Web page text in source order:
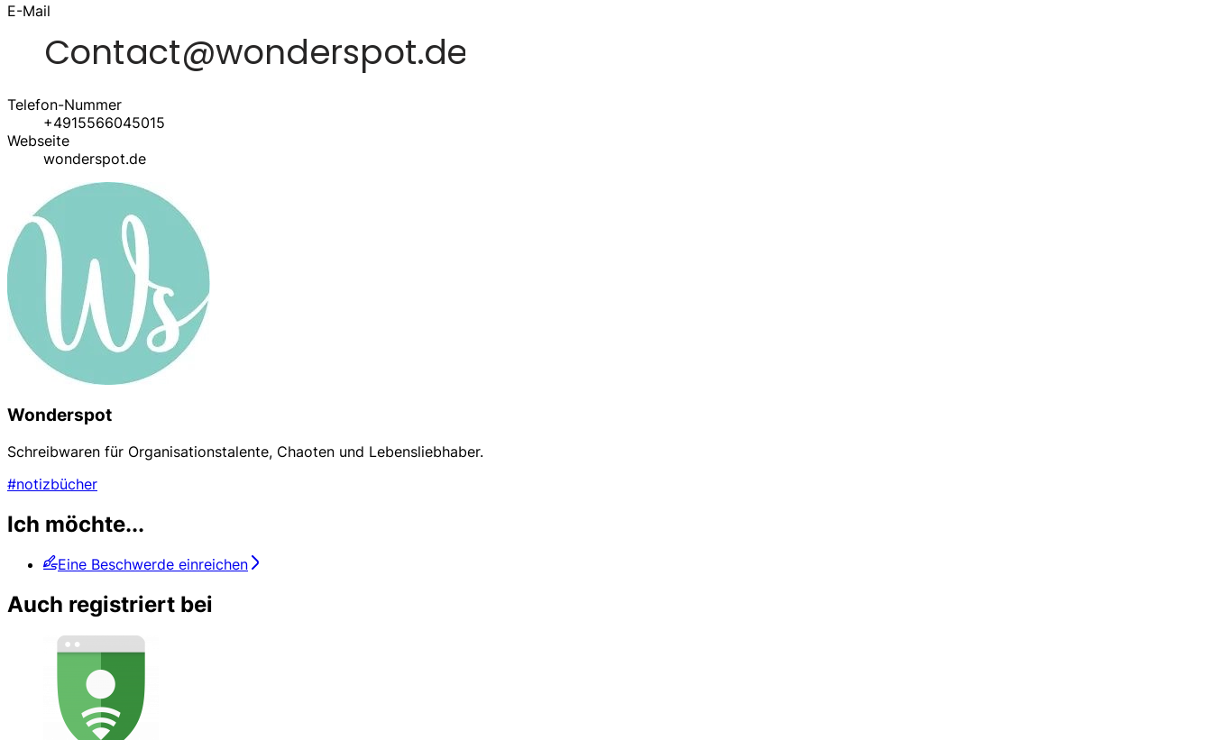
E-Mail
Telefon-Nummer
+4915566045015
Webseite
wonderspot.de
Wonderspot
Schreibwaren für Organisationstalente, Chaoten und Lebensliebhaber.
#notizbücher
Ich möchte...
Eine Beschwerde einreichen
Auch registriert bei